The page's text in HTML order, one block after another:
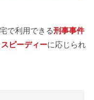
で利用できる刑事事件
スピーディーに応じられ